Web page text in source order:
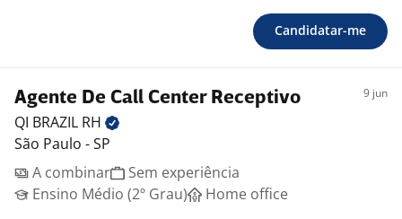
Candidatar-me
Agente De Call Center Receptivo 9 jun
QI BRAZIL RH
São Paulo - SP
A combinar
Sem experiência
Ensino Médio (2º Grau)
Home office